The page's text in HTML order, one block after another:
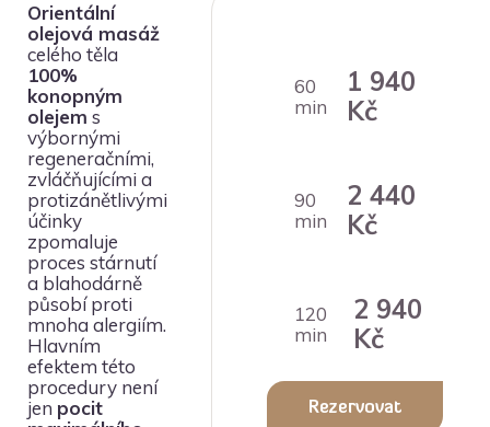
Orientální
olejová masáž
celého těla
100%
konopným
olejem s
výbornými
regeneračními,
zvláčňujícími a
protizánětlivými
účinky
zpomaluje
proces stárnutí
a blahodárně
působí proti
mnoha alergiím.
Hlavním
efektem této
procedury není
jen pocit
60
min
1 940
Kč
90
min
2 440
Kč
120
min
2 940
Kč
Rezervovat